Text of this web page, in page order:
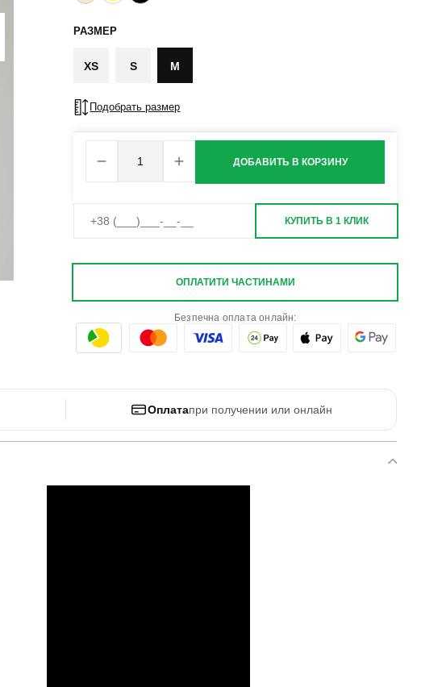
РАЗМЕР
XS S M
Подобрать размер
ДОБАВИТЬ В КОРЗИНУ
КУПИТЬ В 1 КЛИК
ОПЛАТИТИ ЧАСТИНАМИ
Безпечна оплата онлайн:
Оплатапри получении или онлайн